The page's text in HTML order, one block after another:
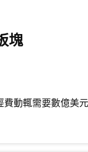
塊
動輒需要數億美